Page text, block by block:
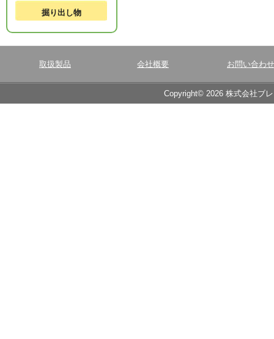
掘り出し物
取扱製品 会社概要 お問い合わせ
Copyright© 2026 株式会社ブ